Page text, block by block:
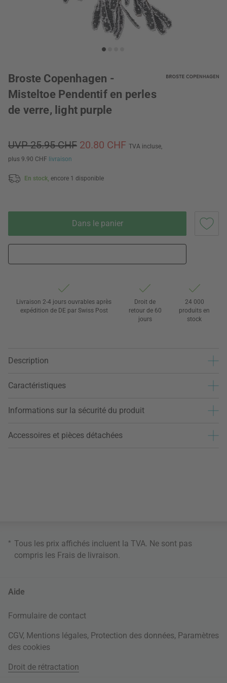
Broste Copenhagen -
Misteltoe Pendentif en perles
de verre, light purple
UVP 25.95 CHF 20.80 CHF TVA incluse,
plus 9.90 CHF livraison
En stock, encore 1 disponible
Dans le panier
Livraison 2-4 jours ouvrables après
expédition de DE par Swiss Post
Droit de
retour de 60
jours
24 000
produits en
stock
Description
Caractéristiques
Informations sur la sécurité du produit
Accessoires et pièces détachées
* Tous les prix affichés incluent la TVA. Ne sont pas
compris les Frais de livraison
Aide
Formulaire de contact
CGV, Mentions légales, Protection des données, Paramètres
des cookies
Droit de rétractation